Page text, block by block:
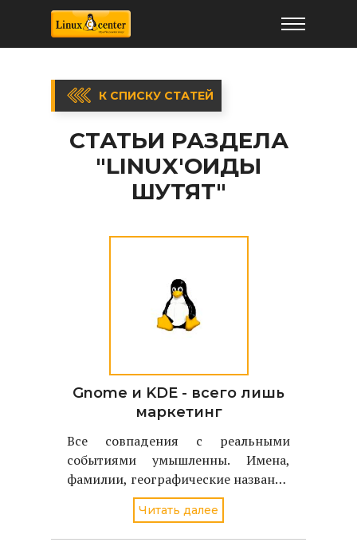
К СПИСКУ СТАТЕЙ
СТАТЬИ РАЗДЕЛА
"LINUX'ОИДЫ
ШУТЯТ"
Gnome и KDE - всего лишь
маркетинг
Все совпадения с реальными
событиями умышленны. Имена,
фамилии, географические названия
соотвествуют именам, фамилиям,
географическим названиям
реальных людей и объектов.
Читать далее